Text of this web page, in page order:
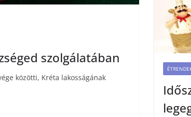
szolgálatában
közötti, Kréta lakosságának